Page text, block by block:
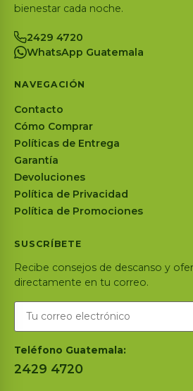
bienestar cada noche.
2429 4720
WhatsApp Guatemala
NAVEGACIÓN
Contacto
Cómo Comprar
Políticas de Entrega
Garantía
Devoluciones
Política de Privacidad
Política de Promociones
SUSCRÍBETE
Recibe consejos de descanso y
directamente en tu correo.
Teléfono Guatemala:
2429 4720